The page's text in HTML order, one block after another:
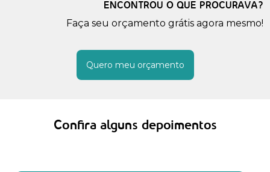
ENCONTROU O QUE PROCURAVA?
Faça seu orçamento grátis agora mesmo!
Quero meu orçamento
Confira alguns depoimentos